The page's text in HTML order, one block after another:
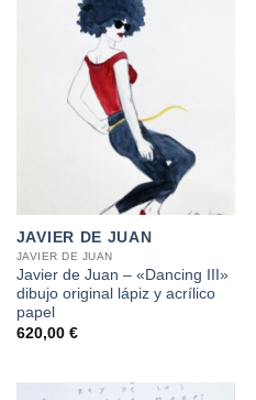
JAVIER DE JUAN
JAVIER DE JUAN
Javier de Juan – «Dancing III»
dibujo original lápiz y acrílico
papel
620,00 €